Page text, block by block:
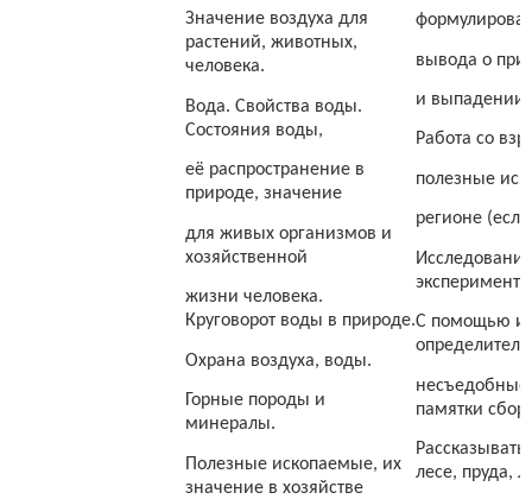
Значение воздуха для
растений, животных,
человека.
Вода. Свойства воды.
Состояния воды,
её распространение в
природе, значение
для живых организмов и
хозяйственной
жизни человека.
Круговорот воды в природе.
Охрана воздуха, воды.
Горные породы и
минералы.
Полезные ископаемые, их
значение в хозяйстве
вывода о
и выпадении
Работа со
полезные
регионе
С помощью
несъедобные
памятки
лесе, пруда,